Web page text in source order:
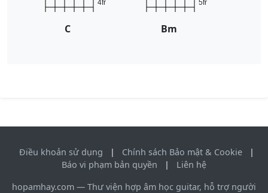
4fr
C
5fr
Bm
Điều khoản sử dụng | Chính sách Bảo mật & Cookie
|
Báo vi phạm bản quyền
|
Liên hệ
hopamhay.com — Thư viện hợp âm học guitar, hỗ trợ người